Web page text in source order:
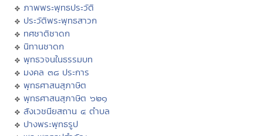
ภาพพระพุทธประวัติ
ประวัติพระพุทธสาวก
ทศชาติชาดก
นิทานชาดก
พุทธวจนในธรรมบท
มงคล ๓๘ ประการ
พุทธศาสนสุภาษิต
พุทธศาสนสุภาษิต ๖๒๑
สังเวชนียสถาน ๔ ตำบล
ปางพระพุทธรูป